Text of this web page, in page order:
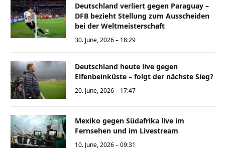
Deutschland verliert gegen Paraguay –
DFB bezieht Stellung zum Ausscheiden
bei der Weltmeisterschaft
30. June, 2026 – 18:29
Deutschland heute live gegen
Elfenbeinküste – folgt der nächste Sieg?
20. June, 2026 – 17:47
Mexiko gegen Südafrika live im
Fernsehen und im Livestream
10. June, 2026 – 09:31